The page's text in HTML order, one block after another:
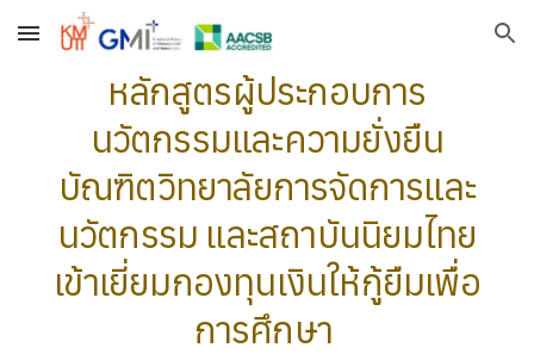
Skip to main content Skip to navigation
หลักสูตรผู้ประกอบการ
นวัตกรรมและความยั่งยืน
บัณฑิตวิทยาลัยการจัดการและ
นวัตกรรม และสถาบันนิยมไทย
เข้าเยี่ยมกองทุนเงินให้กู้ยืมเพื่อ
การศึกษา